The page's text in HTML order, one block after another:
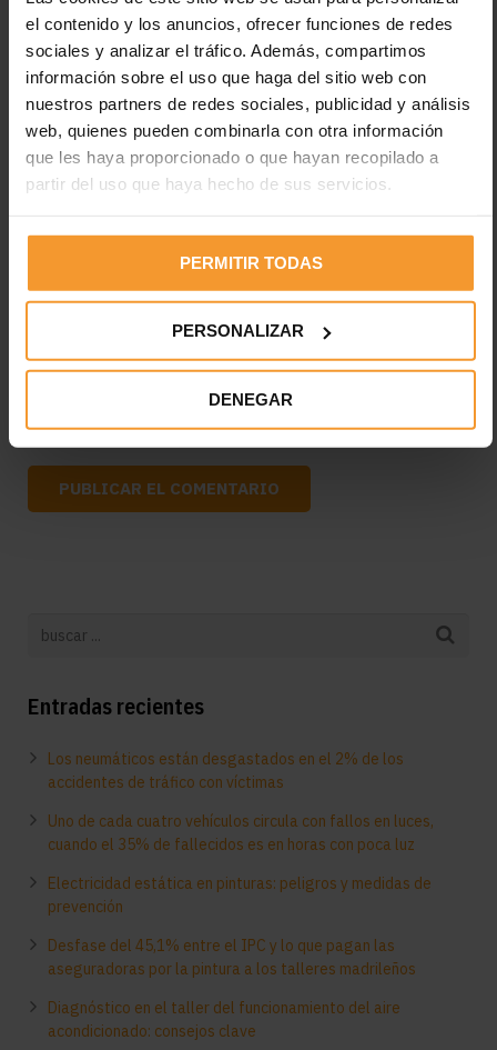
el contenido y los anuncios, ofrecer funciones de redes
sociales y analizar el tráfico. Además, compartimos
información sobre el uso que haga del sitio web con
nuestros partners de redes sociales, publicidad y análisis
web, quienes pueden combinarla con otra información
que les haya proporcionado o que hayan recopilado a
partir del uso que haya hecho de sus servicios.
PERMITIR TODAS
PERSONALIZAR
DENEGAR
Deja una respuesta
Tu dirección de correo electrónico no será publicada. Los
campos obligatorios están marcados con*
Entradas recientes
Los neumáticos están desgastados en el 2% de los
accidentes de tráfico con víctimas
Uno de cada cuatro vehículos circula con fallos en luces,
cuando el 35% de fallecidos es en horas con poca luz
Electricidad estática en pinturas: peligros y medidas de
prevención
Desfase del 45,1% entre el IPC y lo que pagan las
aseguradoras por la pintura a los talleres madrileños
Diagnóstico en el taller del funcionamiento del aire
acondicionado: consejos clave